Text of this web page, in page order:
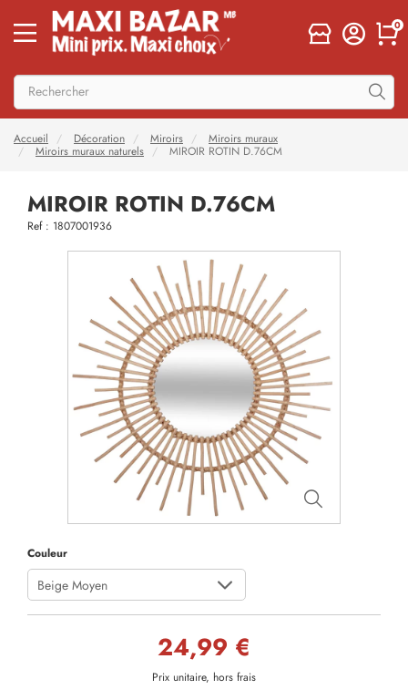
0
Accueil Décoration Miroirs
Miroirs muraux
Miroirs muraux naturels
MIROIR ROTIN D.76CM
MIROIR ROTIN D.76CM
Ref : 1807001936
Couleur
Beige Moyen
24,99 €
Prix unitaire, hors frais